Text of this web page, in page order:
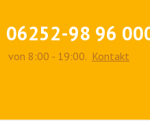
06252-98 96
von 8:00 - 19:00. Kontakt